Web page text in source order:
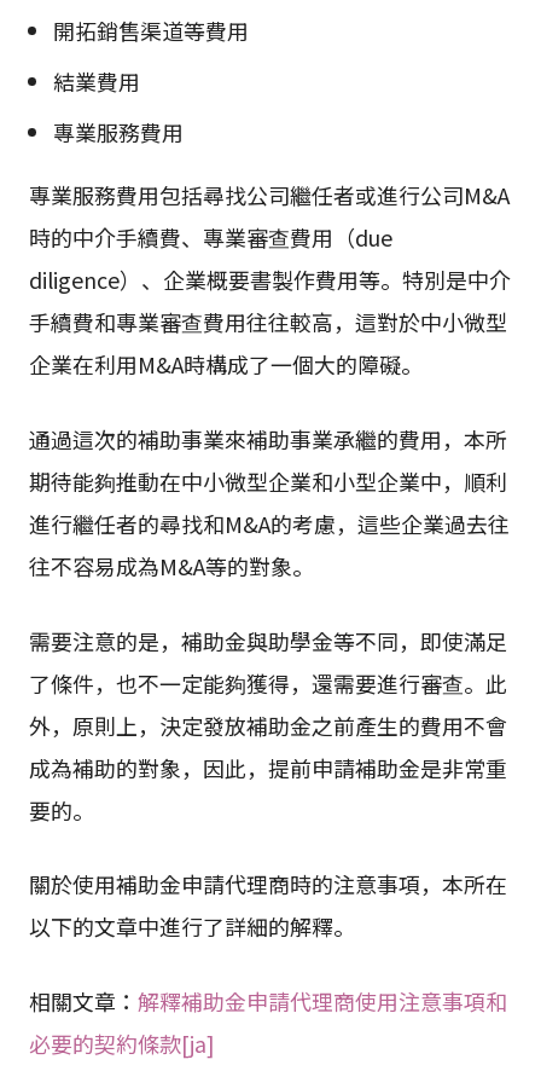
開拓銷售渠道等費用
結業費用
專業服務費用
專業服務費用包括尋找公司繼任者或進行公司M&A
時的中介手續費、專業審查費用（due
diligence）、企業概要書製作費用等。特別是中介
手續費和專業審查費用往往較高，這對於中小微型
企業在利用M&A時構成了一個大的障礙。
通過這次的補助事業來補助事業承繼的費用，本所
期待能夠推動在中小微型企業和小型企業中，順利
進行繼任者的尋找和M&A的考慮，這些企業過去往
往不容易成為M&A等的對象。
需要注意的是，補助金與助學金等不同，即使滿足
了條件，也不一定能夠獲得，還需要進行審查。此
外，原則上，決定發放補助金之前產生的費用不會
成為補助的對象，因此，提前申請補助金是非常重
要的。
關於使用補助金申請代理商時的注意事項，本所在
以下的文章中進行了詳細的解釋。
相關文章： 解釋補助金申請代理商使用注意事項和
必要的契約條款[ja]